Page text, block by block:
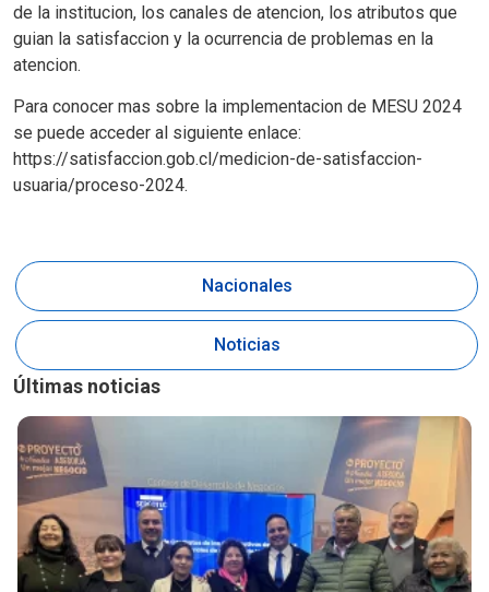
de la institucion, los canales de atencion, los atributos que
guian la satisfaccion y la ocurrencia de problemas en la
atencion.
Para conocer mas sobre la implementacion de MESU 2024
se puede acceder al siguiente enlace:
https://satisfaccion.gob.cl/medicion-de-satisfaccion-
usuaria/proceso-2024.
Nacionales
Noticias
Últimas noticias